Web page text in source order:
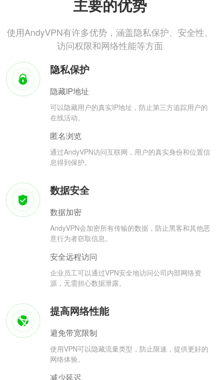
主要的优势
使用AndyVPN有许多优势，涵盖隐私保护、安全性、
访问权限和网络性能等方面
隐私保护
隐藏IP地址
可以隐藏用户的真实IP地址，防止第三方追踪用户的
在线活动。
匿名浏览
通过AndyVPN访问互联网，用户的真实身份和位置信
息得到保护。
数据安全
数据加密
AndyVPN会加密所有传输的数据，防止黑客和其他恶
意行为者窃取信息。
安全远程访问
企业员工可以通过VPN安全地访问公司内部网络资
源，无需担心数据泄露。
提高网络性能
避免带宽限制
使用VPN可以隐藏流量类型，防止限速，提供更好的
网络体验。
减少延迟